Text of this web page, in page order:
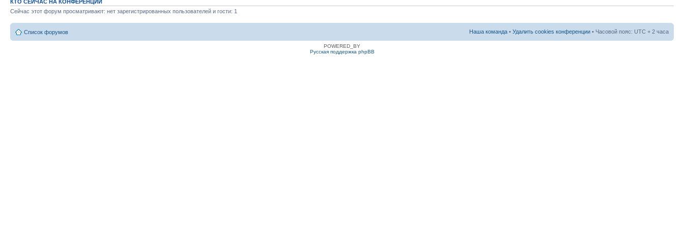
КТО СЕЙЧАС НА КОНФЕРЕНЦИИ
Сейчас этот форум просматривают: нет зарегистрированных пользователей и гости: 1
Список форумов Наша команда • Удалить cookies конференции • Часовой пояс: UTC + 2 часа
POWERED_BY
Русская поддержка phpBB